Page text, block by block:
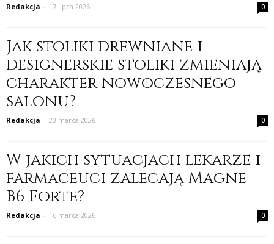
Redakcja - 17 lipca 2026 0
Jak stoliki drewniane i
designerskie stoliki zmieniają
charakter nowoczesnego
salonu?
Redakcja - 20 marca 2026 0
W jakich sytuacjach lekarze i
farmaceuci zalecają Magne
B6 Forte?
Redakcja - 16 marca 2026 0